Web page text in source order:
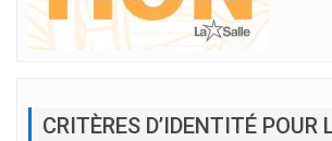
CRITÈRES D’IDENTITÉ